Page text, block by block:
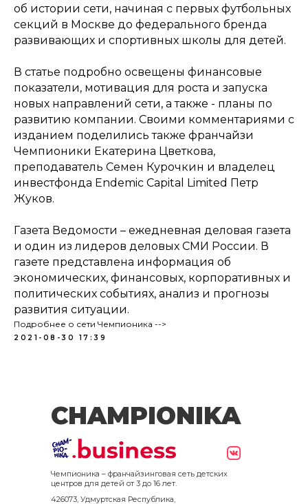
об истории сети, начиная с первых футбольных
секций в Москве до федерального бренда
развивающих и спортивных школы для детей.
В статье подробно освещены финансовые
показатели, мотивация для роста и запуска
новых направлений сети, а также - планы по
развитию компании. Своими комментариями с
изданием поделились также франчайзи
Чемпионики Екатерина Цветкова,
преподаватель Семен Курочкин и владелец
инвестфонда Endemic Capital Limited Петр
Жуков.
Газета Ведомости – ежедневная деловая газета
и один из лидеров деловых СМИ России. В
газете представлена информация об
экономических, финансовых, корпоративных и
политических событиях, анализ и прогнозы
развития ситуации.
Подробнее о сети Чемпионика -->
2021-08-30 17:39
CHAMPIONIKA
426073, Удмуртская Республика,
Чемпионика – франчайзинговая сеть детских
центров для детей от 3 до 16 лет.